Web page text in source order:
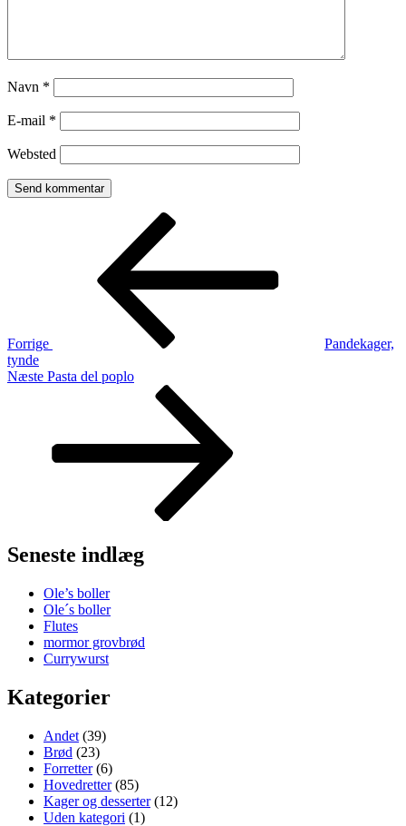
Navn *
E-mail *
Websted
Indlægsnavigation
Forrige
Pandekager,
tynde
Næste
Næste Pasta del poplo
Seneste indlæg
Ole’s boller
Ole´s boller
Flutes
mormor grovbrød
Currywurst
Kategorier
Andet (39)
Brød (23)
Forretter(6)
Hovedretter(85)
Kager og desserter(12)
Uden kategori (1)